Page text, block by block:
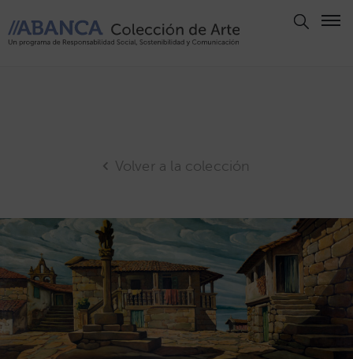
Volver a la colección
Cookies
Panel
de
Cookies
Derechos
de Autor
ABANCA